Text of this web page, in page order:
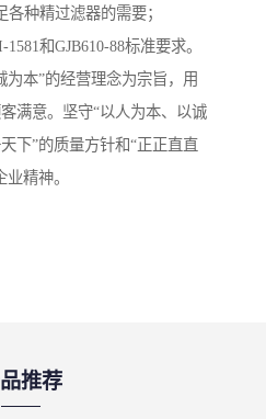
种精过滤器的需要；
和GJB610-88标准要求。
本”的经营理念为宗旨，用
满意。坚守“以人为本、以诚
下”的质量方针和“正正直直
精神。
推荐